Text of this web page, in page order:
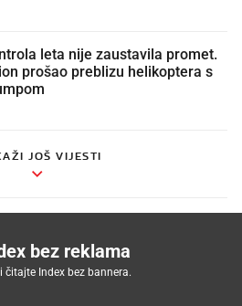
leta nije zaustavila promet.
prošao preblizu helikoptera s
JOŠ VIJESTI
bez reklama
Index bez bannera.